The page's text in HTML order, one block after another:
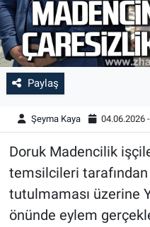
Paylaş
Şeyma Kaya 04.06.2026
Doruk Madencilik
temsilcileri
tutulmaması üzerine
önünde eylem